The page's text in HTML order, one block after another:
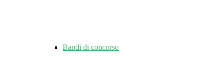
Bandi di concorso